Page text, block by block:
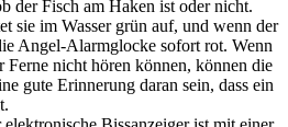
der Fisch am Haken ist oder nicht.
sie im Wasser grün auf, und wenn der
Angel-Alarmglocke sofort rot. Wenn
Ferne nicht hören können, können die
gute Erinnerung daran sein, dass ein